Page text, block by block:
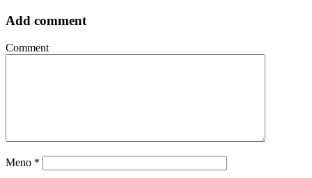
Add comment
Comment
Meno *